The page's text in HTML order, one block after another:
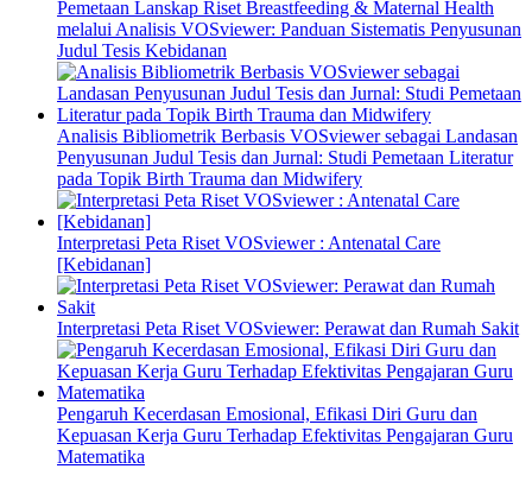
Pemetaan Lanskap Riset Breastfeeding & Maternal Health
melalui Analisis VOSviewer: Panduan Sistematis Penyusunan
Judul Tesis Kebidanan
Analisis Bibliometrik Berbasis VOSviewer sebagai Landasan
Penyusunan Judul Tesis dan Jurnal: Studi Pemetaan Literatur
pada Topik Birth Trauma dan Midwifery
Interpretasi Peta Riset VOSviewer : Antenatal Care
[Kebidanan]
Interpretasi Peta Riset VOSviewer: Perawat dan Rumah Sakit
Pengaruh Kecerdasan Emosional, Efikasi Diri Guru dan
Kepuasan Kerja Guru Terhadap Efektivitas Pengajaran Guru
Matematika